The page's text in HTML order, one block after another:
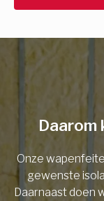
Telefoonnummer
Vorige
Daarom
Onze
gewenste
Daarnaast doen